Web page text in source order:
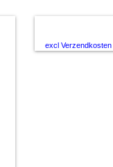
excl Verzendkosten